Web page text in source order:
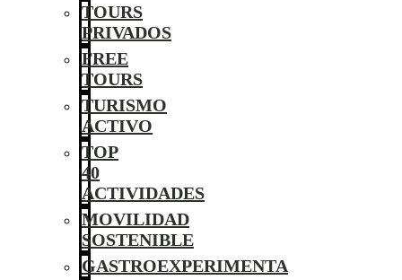
TOURS
PRIVADOS
FREE
TOURS
TURISMO
ACTIVO
TOP
40
ACTIVIDADES
MOVILIDAD
SOSTENIBLE
GASTROEXPERIMENTA